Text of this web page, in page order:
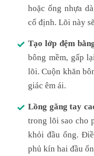
hoặc ống nhựa
cố định. Lõi này
Tạo lớp đệm
bông mềm, gấp
lõi. Cuộn khăn
giác êm ái.
Lồng găng tay
trong lõi sao cho
khỏi đầu ống.
phủ kín hai đầu